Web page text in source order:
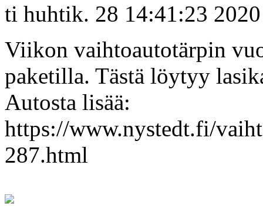
ti huhtik. 28 14:41:23 2020
Viikon vaihtoautotärpin
paketilla. Tästä löytyy
Autosta lisää:
https://www.nystedt.fi/
287.html